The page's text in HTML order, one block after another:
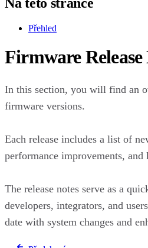
Přehled
Firmware Release
In this section, you will find an
firmware versions.
Each release includes a list of
performance improvements,
The release notes serve as a
developers, integrators, and
date with system changes and